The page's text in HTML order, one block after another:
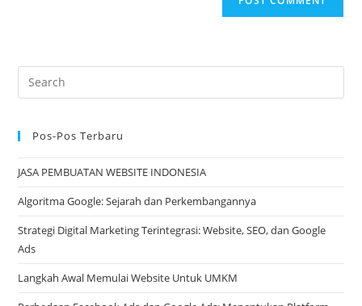
Pos-Pos Terbaru
JASA PEMBUATAN WEBSITE INDONESIA
Algoritma Google: Sejarah dan Perkembangannya
Strategi Digital Marketing Terintegrasi: Website, SEO, dan Google
Ads
Langkah Awal Memulai Website Untuk UMKM